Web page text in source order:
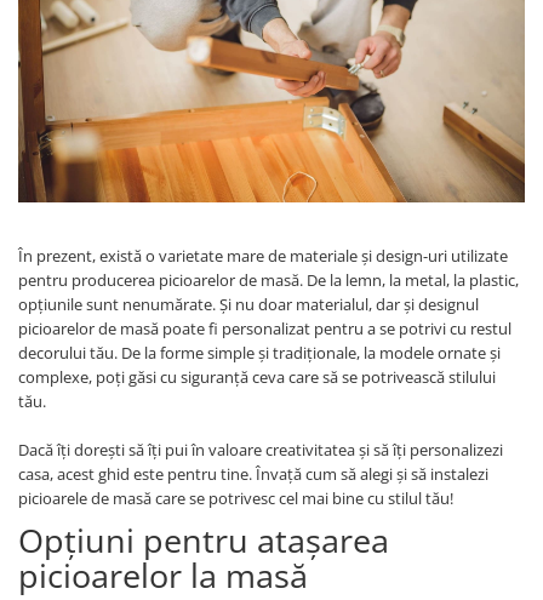
Solutii de curatat & adezivi
Alte accesorii mobila
Clesti/ patenti
Surubelnite
Ciocane
Nivela bule/ laser
Alte scule & unelte
În prezent, există o varietate mare de materiale și design-uri utilizate
pentru producerea picioarelor de masă. De la lemn, la metal, la plastic,
opțiunile sunt nenumărate. Și nu doar materialul, dar și designul
picioarelor de masă poate fi personalizat pentru a se potrivi cu restul
decorului tău. De la forme simple și tradiționale, la modele ornate și
complexe, poți găsi cu siguranță ceva care să se potrivească stilului
tău.
Dacă îți dorești să îți pui în valoare creativitatea și să îți personalizezi
casa, acest ghid este pentru tine. Învață cum să alegi și să instalezi
picioarele de masă care se potrivesc cel mai bine cu stilul tău!
Opțiuni pentru atașarea
picioarelor la masă